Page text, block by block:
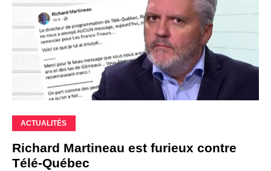
ACTUALITÉS
Richard Martineau est furieux contre
Télé-Québec